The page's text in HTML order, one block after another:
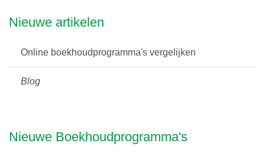
Nieuwe artikelen
Online boekhoudprogramma's vergelijken
Blog
Nieuwe Boekhoudprogramma's